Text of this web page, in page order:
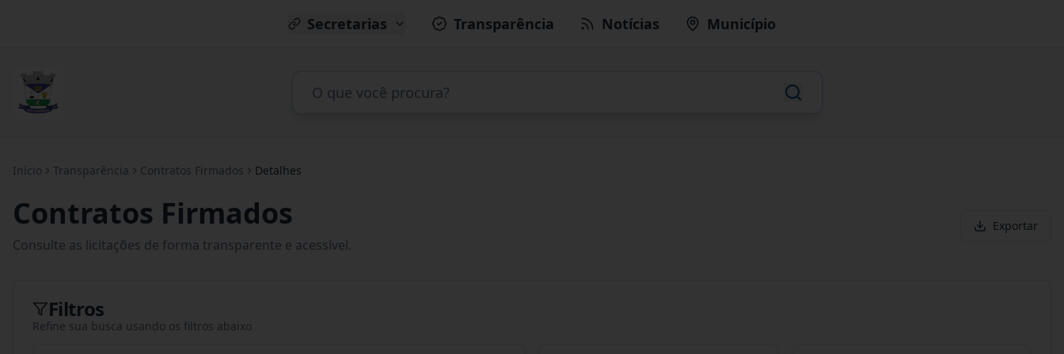
Secretarias Transparência Notícias Município
Início Transparência Contratos Firmados Detalhes
Contratos Firmados
Consulte as licitações de forma transparente e acessível.
Exportar
Filtros
Refine sua busca usando os filtros abaixo